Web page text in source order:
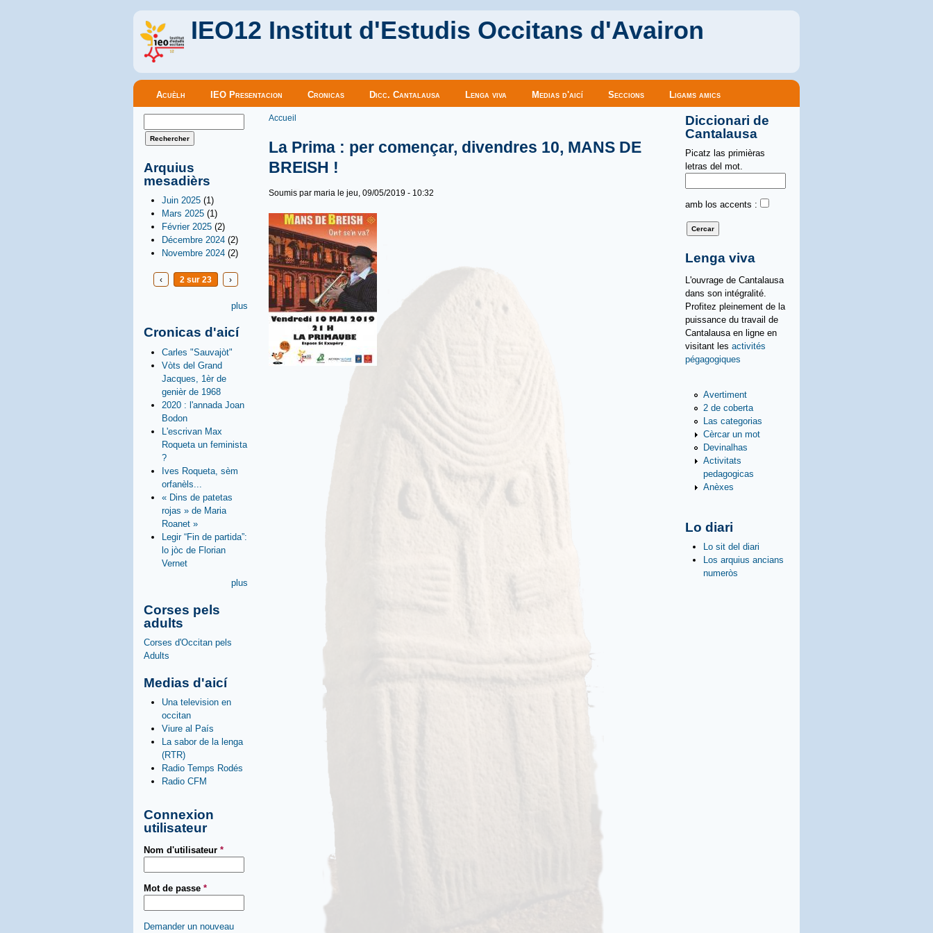
IEO12 Institut d'Estudis Occitans d'Avairon
Menu principal
Acuèlh IEO Presentacion Cronicas Dicc. Cantalausa Lenga viva Medias d'aicí Seccions Ligams amics
Formulaire de recherche
Arquius
mesadièrs
Juin 2025 (1)
Mars 2025 (1)
Février 2025 (2)
Décembre 2024 (2)
Novembre 2024 (2)
‹ 2 sur 23 ›
plus
Cronicas d'aicí
Carles "Sauvajòt"
Vòts del Grand
Jacques, 1èr de
genièr de 1968
2020 : l'annada Joan
Bodon
L'escrivan Max
Roqueta un feminista
?
Ives Roqueta, sèm
orfanèls...
« Dins de patetas
rojas » de Maria
Roanet »
Legir “Fin de partida”:
lo jòc de Florian
Vernet
plus
Corses pels
adults
Corses d'Occitan pels
Adults
Medias d'aicí
Una television en
occitan
Viure al País
La sabor de la lenga
(RTR)
Radio Temps Rodés
Radio CFM
Connexion
utilisateur
Nom d'utilisateur *
Mot de passe *
Demander un nouveau
Vous êtes ici
Accueil
La Prima : per començar, divendres 10, MANS DE
BREISH !
Soumis par maria le jeu, 09/05/2019 - 10:32
Diccionari de
Cantalausa
Picatz las primièras
letras del mot.
amb los accents :
Lenga viva
L'ouvrage de Cantalausa
dans son intégralité.
Profitez pleinement de la
puissance du travail de
Cantalausa en ligne en
visitant les activités
pégagogiques
Avertiment
2 de coberta
Las categorias
Cèrcar un mot
Devinalhas
Activitats
pedagogicas
Anèxes
Lo diari
Lo sit del diari
Los arquius ancians
numeròs